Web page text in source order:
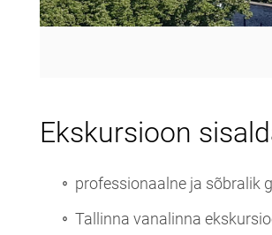
Ekskursioon
professionaalne ja sõbralik
Tallinna vanalinna